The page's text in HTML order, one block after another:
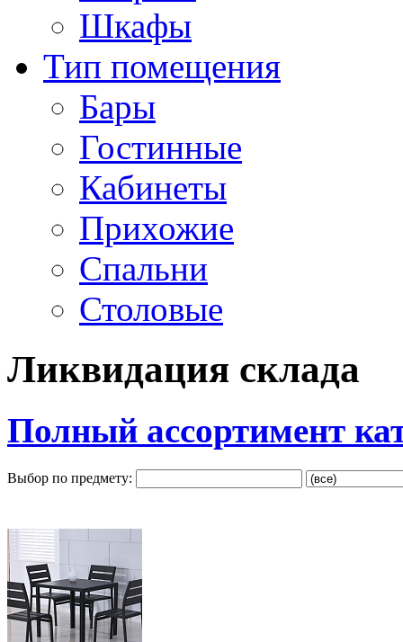
Шкафы
Тип помещения
Бары
Гостинные
Кабинеты
Прихожие
Спальни
Столовые
Ликвидация склада
Полный ассортимент
Выбор по предмету: